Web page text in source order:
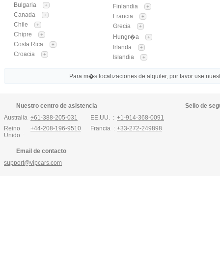
Bulgaria +
Canada +
Chile +
Chipre +
Costa Rica +
Croacia +
Finlandia +
Francia +
Grecia +
Hungr�a +
Irlanda +
Islandia +
Para m�s localizaciones de alquiler, por favor use
Nuestro centro de asistencia
Australia :+61-388-205-031
Reino
Unido :
+44-208-196-9510
EE.UU. : +1-914-368-0091
Francia : +33-272-249898
Email de contacto
support@vipcars.com
Sello de